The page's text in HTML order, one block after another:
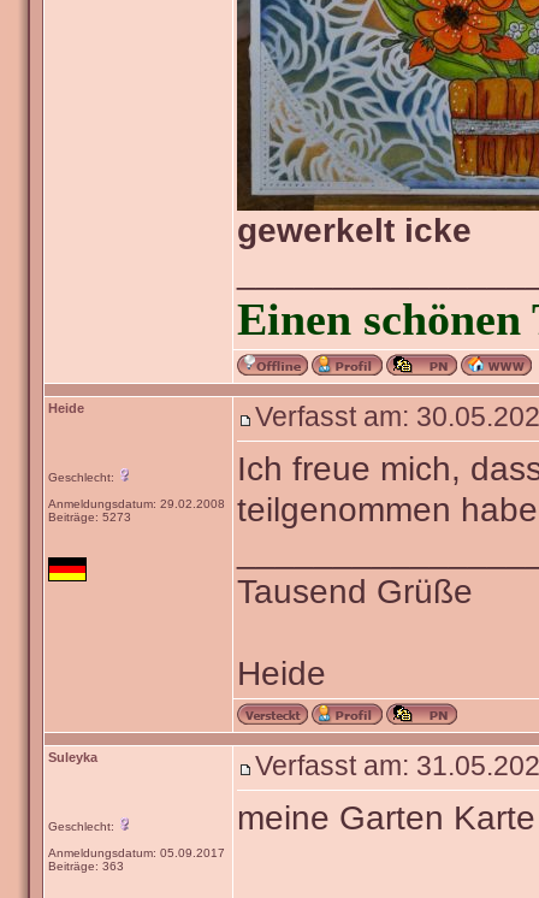
gewerkelt icke
Einen
Heide
Geschlecht:
Anmeldungsdatum: 29.02.2008
Beiträge: 5273
Verfasst am:
Ich freue mich,
teilgenommen
Tausend Grüße
Heide
Suleyka
Geschlecht:
Anmeldungsdatum: 05.09.2017
Beiträge: 363
Verfasst am:
meine Garten Karte